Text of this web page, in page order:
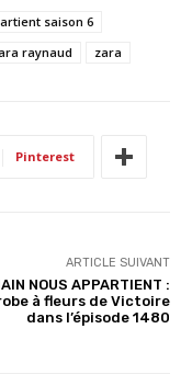
saison 6
raynaud zara
Pinterest
ARTICLE SUIVANT
NOUS APPARTIENT :
à fleurs de Victoire
dans l’épisode 1480